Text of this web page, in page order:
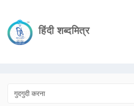
हिंदी शब्दमित्र